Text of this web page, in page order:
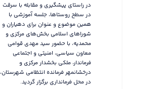
در راستای پیشگیری و مقابله با سرقت
در سطح روستاها، جلسه آموزشی با
همین موضوع و عنوان برای دهیاران و
شوراهای اسلامی بخش‌های مرکزی و
محمدیه، با حضور سید مهدی قوامی
معاون سیاسی، امنیتی و اجتماعی
فرماندار، ملکی بخشدار مرکزی و
درخشانمهر فرمانده انتظامی شهرستان،
در محل فرمانداری برگزار گردید.